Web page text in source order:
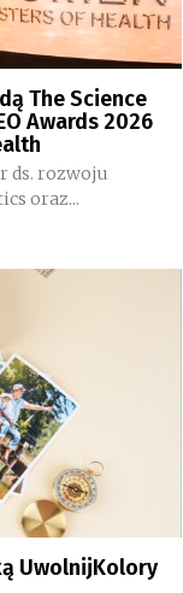
The Science
Awards 2026
ds. rozwoju
oraz...
UwolnijKolory